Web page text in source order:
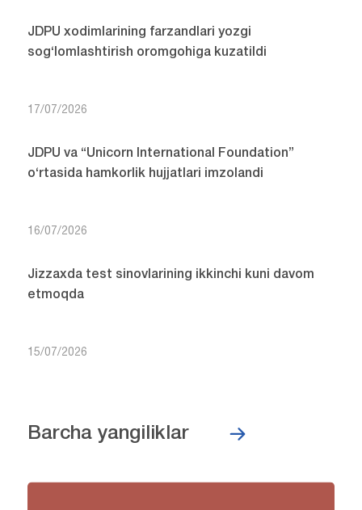
JDPU xodimlarining farzandlari yozgi
sog‘lomlashtirish oromgohiga kuzatildi
17/07/2026
JDPU va “Unicorn International Foundation”
o‘rtasida hamkorlik hujjatlari imzolandi
16/07/2026
Jizzaxda test sinovlarining ikkinchi kuni davom
etmoqda
15/07/2026
Barcha yangiliklar